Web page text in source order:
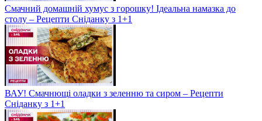
Смачний домашній хумус з горошку! Ідеальна намазка до
столу – Рецепти Сніданку з 1+1
ВАУ! Смачнющі оладки з зеленню та сиром – Рецепти
Сніданку з 1+1